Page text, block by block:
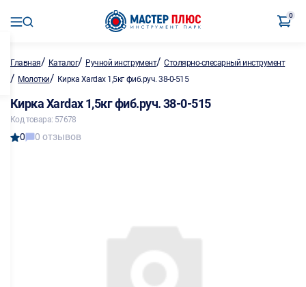
0
Главная/ Каталог/ Ручной инструмент/Столярно-слесарный инструмент
/ Молотки/ Кирка Xardax 1,5кг фиб.руч. 38-0-515
Кирка Xardax 1,5кг фиб.руч. 38-0-515
Код товара: 57678
0 0 отзывов